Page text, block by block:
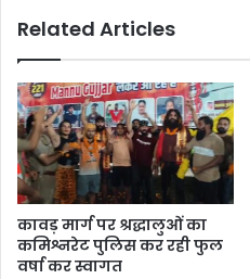
Related Articles
कावड़ मार्ग पर श्रद्धालुओं का
कमिश्नरेट पुलिस कर रही फुल
वर्षा कर स्वागत